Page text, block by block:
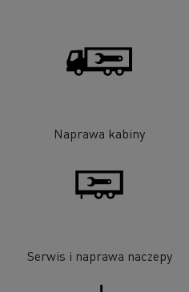
Naprawa kabiny
Serwis i naprawa naczepy